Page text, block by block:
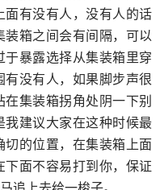
面有没有人，没有人的话
箱之间会有间隔，可以
暴露选择从集装箱里穿
没有人，如果脚步声很
集装箱拐角处阴一下别
我建议大家在这种时候最
的位置，在集装箱上面
面不容易打到你，保证